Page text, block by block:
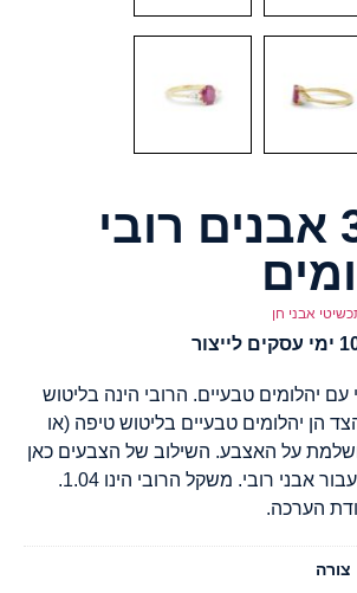
טבעת 3 אבנים רובי
אבני חן
רובי עם יהלומים טבעיים. הרובי הינה בליטוש
הן יהלומים טבעיים בליטוש טיפה (או
על האצבע. השילוב של הצבעים כאן
הוא המנצח בעינינו עבור אבני רובי. משקל הרובי הינו 1.04.
הערכה.
צורה